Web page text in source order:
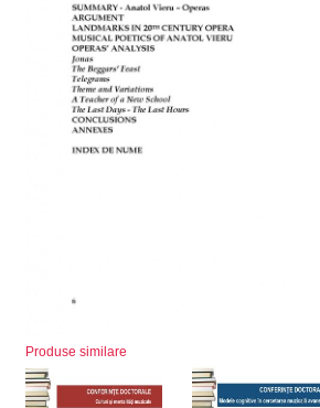
Produse similare